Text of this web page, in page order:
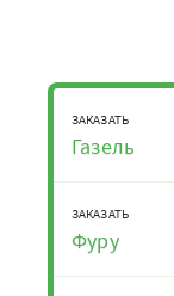
ЗАКАЗАТЬ
Газель
ЗАКАЗАТЬ
Фуру